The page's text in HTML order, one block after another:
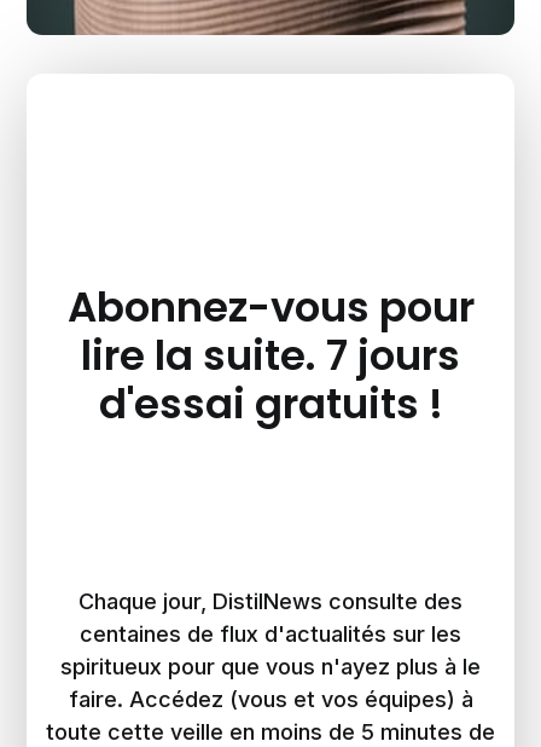
Abonnez-vous pour
lire la suite. 7 jours
d'essai gratuits !
Chaque jour, DistilNews consulte des
centaines de flux d'actualités sur les
spiritueux pour que vous n'ayez plus à le
faire. Accédez (vous et vos équipes) à
toute cette veille en moins de 5 minutes de